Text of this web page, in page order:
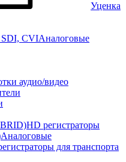
Уценка
CVIАналоговые
аудио/видео
HD регистраторы
Аналоговые
для транспорта